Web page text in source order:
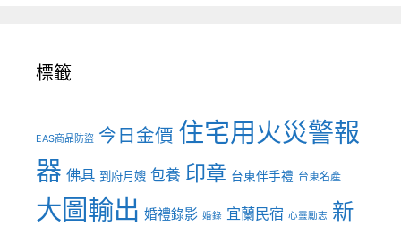
標籤
EAS商品防盜 今日金價 住宅用火災警報
器 佛具 到府月嫂 包養 印章 台東伴手禮 台東名產
大圖輸出 婚禮錄影 婚錄 宜蘭民宿 心靈勵志 新